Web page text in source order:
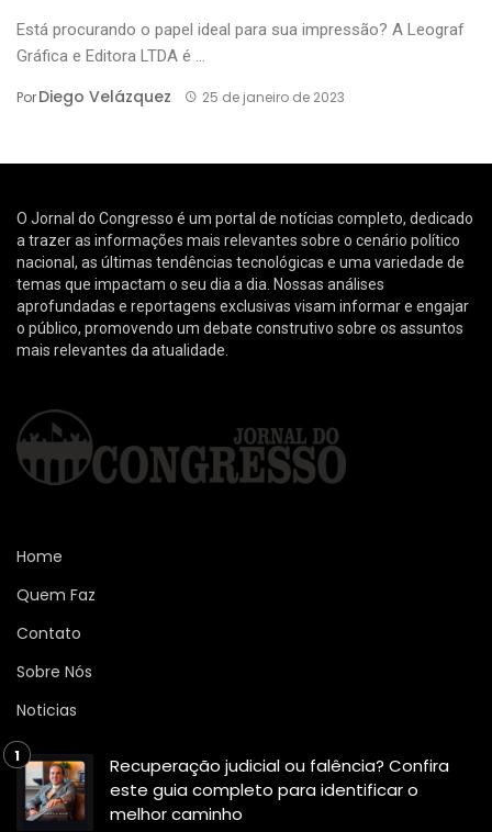
Está procurando o papel ideal para sua impressão? A Leograf
Gráfica e Editora LTDA é ...
PorDiego Velázquez 25 de janeiro de 2023
O Jornal do Congresso é um portal de notícias completo, dedicado
a trazer as informações mais relevantes sobre o cenário político
nacional, as últimas tendências tecnológicas e uma variedade de
temas que impactam o seu dia a dia. Nossas análises
aprofundadas e reportagens exclusivas visam informar e engajar
o público, promovendo um debate construtivo sobre os assuntos
mais relevantes da atualidade.
Home
Quem Faz
Contato
Sobre Nós
Noticias
Recuperação judicial ou falência? Confira
este guia completo para identificar o
melhor caminho